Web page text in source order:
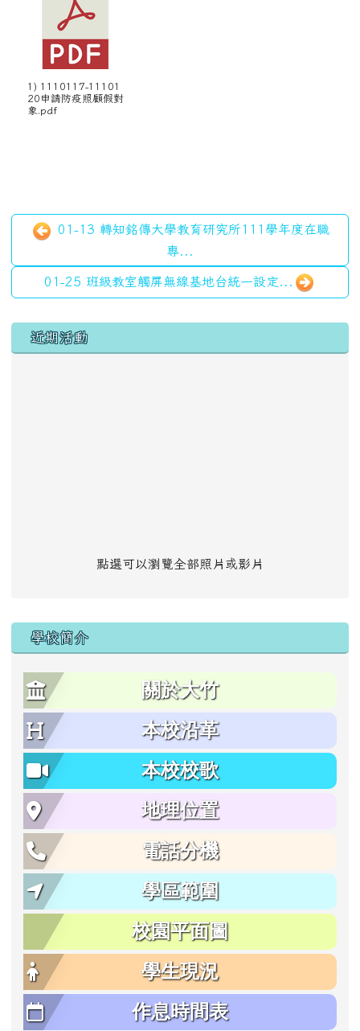
1) 1110117-11101
20申請防疫照顧假對
象.pdf
01-13 轉知銘傳大學教育研究所111學年度在職
專...
01-25 班級教室觸屏無線基地台統一設定...
左邊區域內容
近期活動
點選可以瀏覽全部照片或影片
學校簡介
關於大竹
本校沿革
本校校歌
地理位置
電話分機
學區範圍
校園平面圖
學生現況
作息時間表